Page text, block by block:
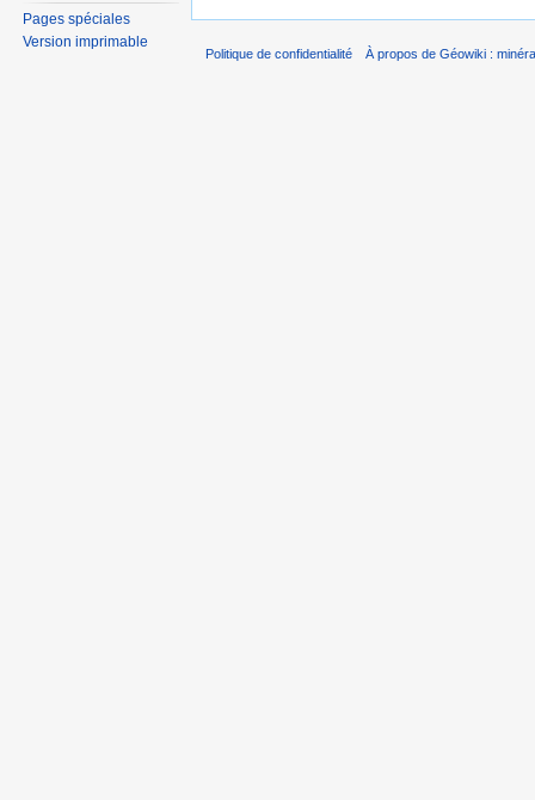
Pages spéciales
Version imprimable
Politique de confidentialité À propos de Géowiki :